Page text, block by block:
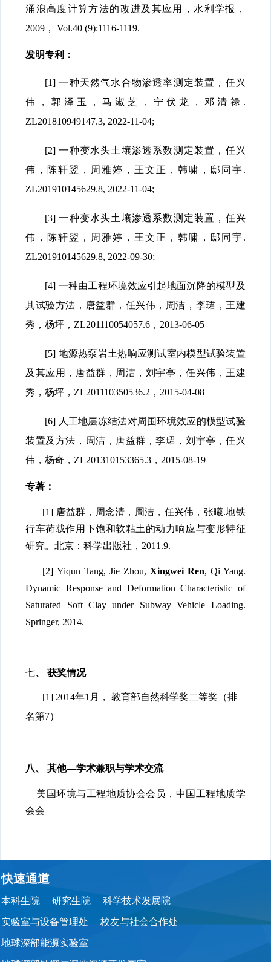
涌浪高度计算方法的改进及其应用，水利学报，
2009 ， Vol.40 (9):1116-1119.
发明专利：
[1] 一种天然气水合物渗透率测定装置，任兴
伟，郭泽玉，马淑芝，宁伏龙，邓清禄 .
ZL201810949147.3, 2022-11-04;
[2] 一种变水头土壤渗透系数测定装置，任兴
伟，陈轩翌，周雅婷，王文正，韩啸，邸同宇.
ZL201910145629.8, 2022-11-04;
[3] 一种变水头土壤渗透系数测定装置，任兴
伟，陈轩翌，周雅婷，王文正，韩啸，邸同宇.
ZL201910145629.8, 2022-09-30;
[4] 一种由工程环境效应引起地面沉降的模型及
其试验方法，唐益群，任兴伟，周洁，李珺，王建
秀，杨坪， ZL201110054057.6，2013-06-05
[5] 地源热泵岩土热响应测试室内模型试验装置
及其应用，唐益群，周洁，刘宇亭，任兴伟，王建
秀，杨坪， ZL201110350536.2，2015-04-08
[6] 人工地层冻结法对周围环境效应的模型试验
装置及方法，周洁，唐益群，李珺，刘宇亭，任兴
伟，杨奇， ZL201310153365.3，2015-08-19
专著：
[1] 唐益群，周念清，周洁，任兴伟，张曦.地铁
行车荷载作用下饱和软粘土的动力响应与变形特征
研究。北京：科学出版社， 2011.9.
[2]Yiqun Tang, Jie Zhou, Xingwei Ren, Qi Yang.
Dynamic Response and Deformation Characteristic of
Saturated Soft Clay under Subway Vehicle Loading.
Springer, 2014.
七、 获奖情况
[1] 2014年1月， 教育部自然科学奖二等奖（排
名第7）
八、 其他—学术兼职与学术交流
美国环境与工程地质协会会员，中国工程地质学
会会
快速通道
本科生院 研究生院 科学技术发展院
实验室与设备管理处 校友与社会合作处
地球深部能源实验室